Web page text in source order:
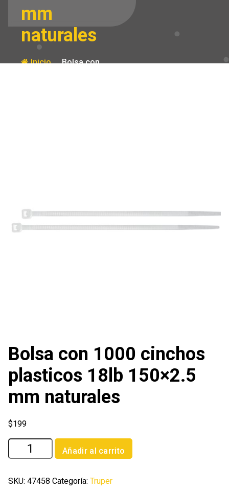
mm
naturales
Inicio
Bolsa con
Bolsa con 1000 cinchos
plasticos 18lb 150×2.5
mm naturales
$199
Bolsa
con
cinchos
Añadir al carrito
SKU: 47458 Categoría: Truper